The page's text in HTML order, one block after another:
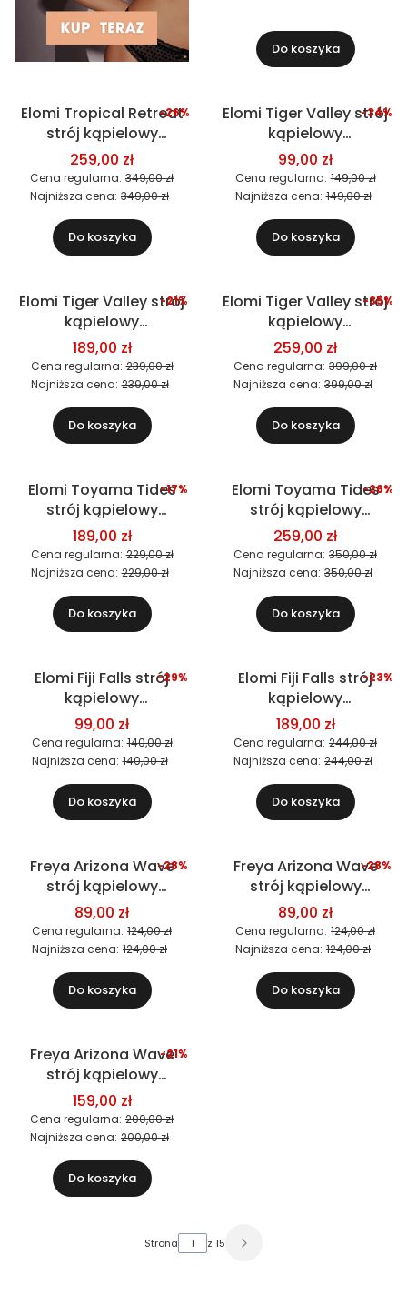
Do koszyka
Okazja
Elomi Tropical Retreat
strój kąpielowy
jednoczęściowy
259,00 zł
Cena regularna: 349,00 zł
-26%
Najniższa cena: 349,00 zł
Do koszyka
Okazja
Elomi Tiger Valley strój
kąpielowy
dwuczęściowy (figi)
99,00 zł
Cena regularna: 149,00 zł
-34%
Najniższa cena: 149,00 zł
Do koszyka
Okazja
Elomi Tiger Valley strój
kąpielowy
dwuczęściowy
(biustonosz)
189,00 zł
Cena regularna: 239,00 zł
-21%
Najniższa cena: 239,00 zł
Do koszyka
Okazja
Elomi Tiger Valley strój
kąpielowy
jednoczęściowy
259,00 zł
Cena regularna: 399,00 zł
-35%
Najniższa cena: 399,00 zł
Do koszyka
Okazja
Elomi Toyama Tides
strój kąpielowy
dwuczęściowy
(biustonosz)
189,00 zł
Cena regularna: 229,00 zł
-17%
Najniższa cena: 229,00 zł
Do koszyka
Okazja
Elomi Toyama Tides
strój kąpielowy
jednoczęściowy
259,00 zł
Cena regularna: 350,00 zł
-26%
Najniższa cena: 350,00 zł
Do koszyka
Okazja
Elomi Fiji Falls strój
kąpielowy
dwuczęściowy (figi)
99,00 zł
Cena regularna: 140,00 zł
-29%
Najniższa cena: 140,00 zł
Do koszyka
Okazja
Elomi Fiji Falls strój
kąpielowy
dwuczęściowy
(biustonosz)
189,00 zł
Cena regularna: 244,00 zł
-23%
Najniższa cena: 244,00 zł
Do koszyka
Okazja
Freya Arizona Wave
strój kąpielowy
dwuczęściowy (figi)
89,00 zł
Cena regularna: 124,00 zł
-28%
Najniższa cena: 124,00 zł
Do koszyka
Okazja
Freya Arizona Wave
strój kąpielowy
dwuczęściowy (figi)
89,00 zł
Cena regularna: 124,00 zł
-28%
Najniższa cena: 124,00 zł
Do koszyka
Okazja
Freya Arizona Wave
strój kąpielowy
dwuczęściowy
(biustonosz)
159,00 zł
Cena regularna: 200,00 zł
-21%
Najniższa cena: 200,00 zł
Do koszyka
Strona z 15